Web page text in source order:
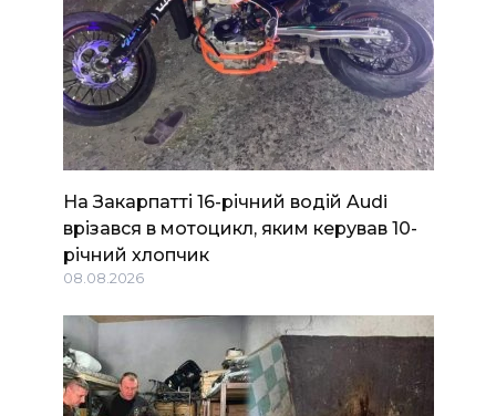
На Закарпатті 16-річний водій Audi
врізався в мотоцикл, яким керував 10-
річний хлопчик
08.08.2026